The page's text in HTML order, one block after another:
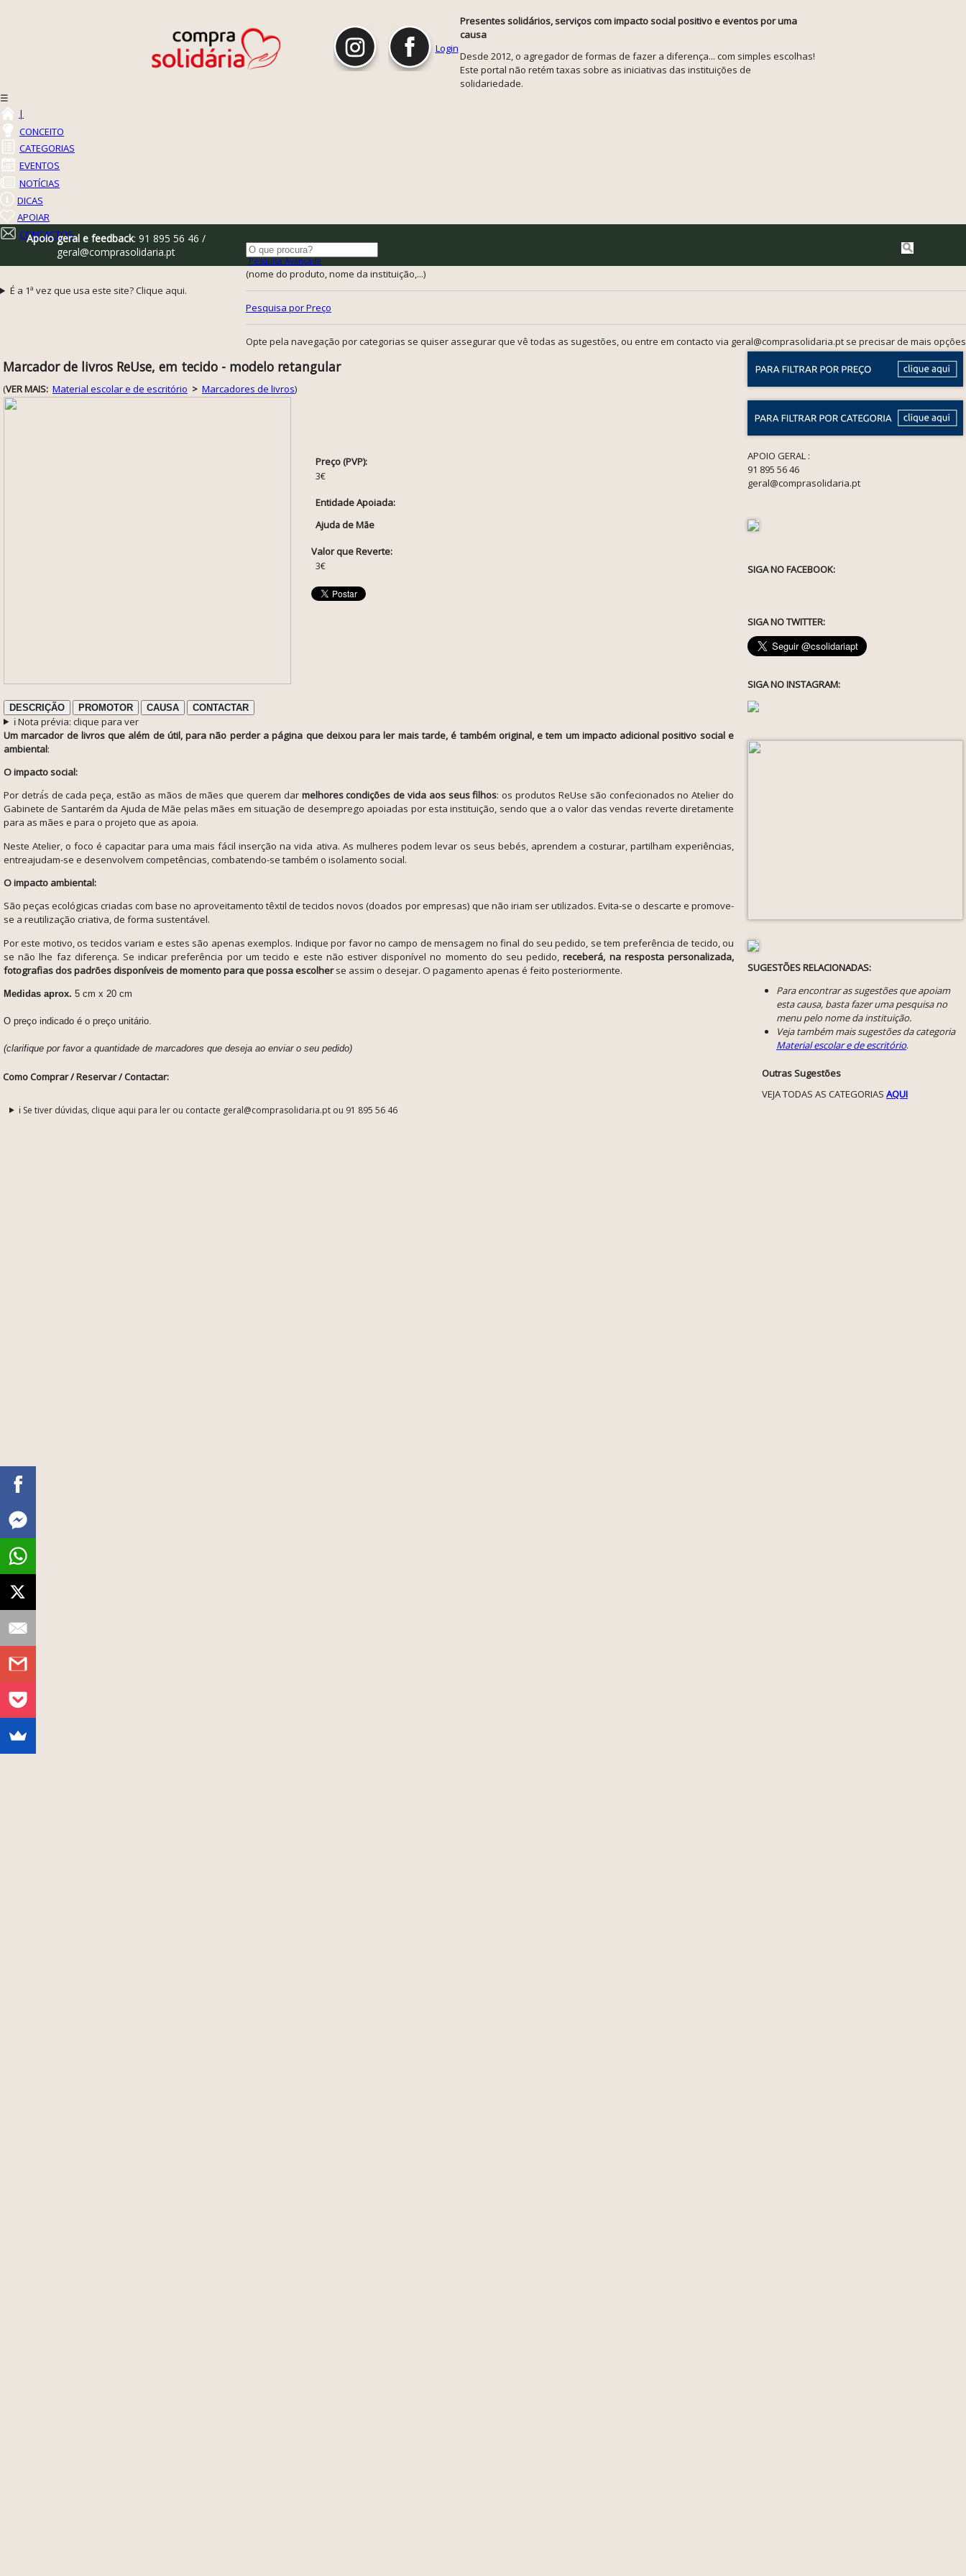
Login
Presentes solidários, serviços com impacto social positivo e eventos por uma
causa
Desde 2012, o agregador de formas de fazer a diferença... com simples escolhas!
Este portal não retém taxas sobre as iniciativas das instituições de
solidariedade.
☰
|
CONCEITO
CATEGORIAS
EVENTOS
NOTÍCIAS
DICAS
APOIAR
CONTACTOS
Pesquisa Avançada
(nome do produto, nome da instituição,...)
Pesquisa por Preço
Opte pela navegação por categorias se quiser assegurar que vê todas as sugestões, ou entre em contacto via geral@comprasolidaria.pt se precisar de mais opções
Apoio geral e feedback: 91 895 56 46 /
geral@comprasolidaria.pt
É a 1ª vez que usa este site? Clique aqui.
Marcador de livros ReUse, em tecido - modelo retangular
(VER MAIS: Material escolar e de escritório > Marcadores de livros)
Preço (PVP):
3€
Entidade Apoiada:
Ajuda de Mãe
Valor que Reverte:
3€
DESCRIÇÃO PROMOTOR CAUSA CONTACTAR
ℹ️ Nota prévia: clique para ver
Um marcador de livros que além de útil, para não perder a página que deixou para ler mais tarde, é também original, e tem um impacto adicional positivo social e
ambiental:
O impacto social:
Por detrá́s de cada peça, estão as mãos de mães que querem dar melhores condições de vida aos seus filhos: os produtos ReUse são confecionados no Atelier do
Gabinete de Santarém da Ajuda de Mãe pelas mães em situação de desemprego apoiadas por esta instituição, sendo que a o valor das vendas reverte diretamente
para as mães e para o projeto que as apoia.
Neste Atelier, o foco é capacitar para uma mais fácil inserção na vida ativa. As mulheres podem levar os seus bebés, aprendem a costurar, partilham experiências,
entreajudam-se e desenvolvem competências, combatendo-se também o isolamento social.
O impacto ambiental:
São peças ecológicas criadas com base no aproveitamento têxtil de tecidos novos (doados por empresas) que não iriam ser utilizados. Evita-se o descarte e promove-
se a reutilização criativa, de forma sustentável.
Por este motivo,os tecidos variam e estes são apenas exemplos. Indique por favor no campo de mensagem no final do seu pedido, se tem preferência de tecido, ou
se não lhe faz diferença. Se indicar preferência por um tecido e este não estiver disponível no momento do seu pedido,receberá, na resposta personalizada,
fotografias dos padrões disponíveisde momento para que possa escolherse assim o desejar. O pagamento apenas é feito posteriormente.
Medidas aprox. 5 cm x 20 cm
O preço indicado é o preço unitário.
(clarifique por favor a quantidade de marcadores que deseja ao enviar o seu pedido)
Como Comprar / Reservar / Contactar:
ℹ️ Se tiver dúvidas, clique aqui para ler ou contacte geral@comprasolidaria.pt ou 91 895 56 46
APOIO GERAL :
91 895 56 46
geral@comprasolidaria.pt
SIGA NO FACEBOOK:
SIGA NO TWITTER:
SIGA NO INSTAGRAM:
SUGESTÕES RELACIONADAS:
Para encontrar as sugestões que apoiam
esta causa, basta fazer uma pesquisa no
menu pelo nome da instituição.
Veja também mais sugestões da categoria
Material escolar e de escritório.
Outras Sugestões
VEJA TODAS AS CATEGORIAS AQUI